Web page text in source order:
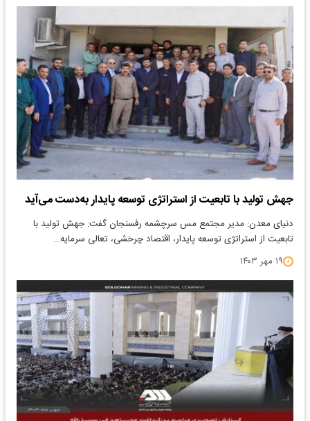
جهش تولید با تابعیت از استراتژی توسعه پایدار به‌دست می‌آید
دنیای معدن: مدیر مجتمع مس سرچشمه رفسنجان گفت: جهش تولید با
تابعیت از استراتژی توسعه پایدار، اقتصاد چرخشی، تعالی سرمایه…
۱۹ مهر ۱۴۰۳